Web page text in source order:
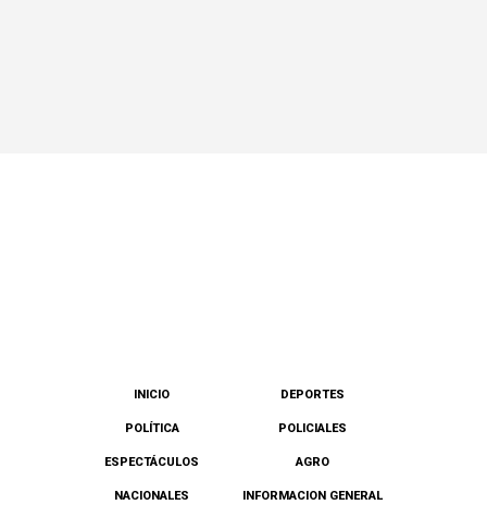
INICIO DEPORTES
POLÍTICA POLICIALES
ESPECTÁCULOS AGRO
NACIONALES INFORMACION GENERAL